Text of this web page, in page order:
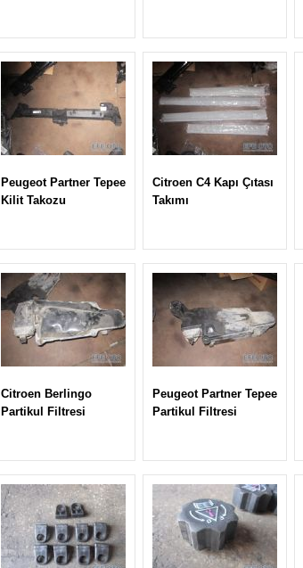
Peugeot Partner Tepee
Kilit Takozu
Citroen C4 Kapı Çıtası
Takımı
Citroen Berlingo
Partikul Filtresi
Peugeot Partner Tepee
Partikul Filtresi